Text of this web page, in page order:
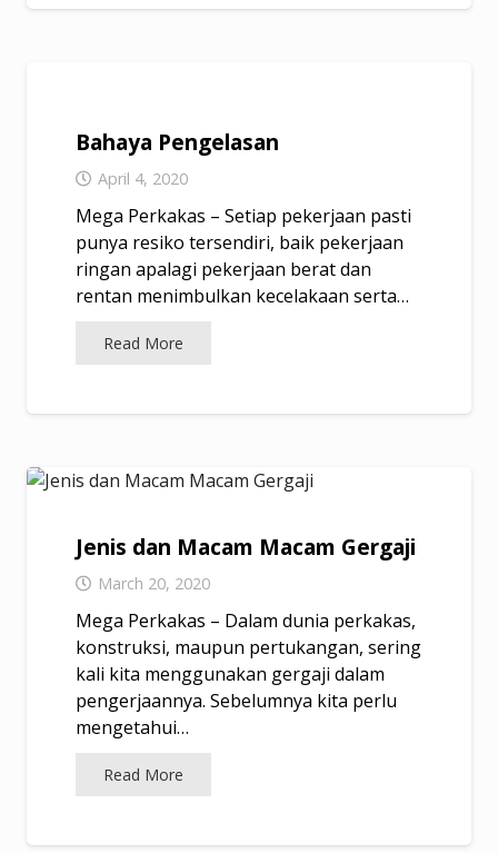
Bahaya Pengelasan
April 4, 2020
Mega Perkakas – Setiap pekerjaan pasti
punya resiko tersendiri, baik pekerjaan
ringan apalagi pekerjaan berat dan
rentan menimbulkan kecelakaan serta…
Read More
Jenis dan Macam Macam Gergaji
March 20, 2020
Mega Perkakas – Dalam dunia perkakas,
konstruksi, maupun pertukangan, sering
kali kita menggunakan gergaji dalam
pengerjaannya. Sebelumnya kita perlu
mengetahui…
Read More